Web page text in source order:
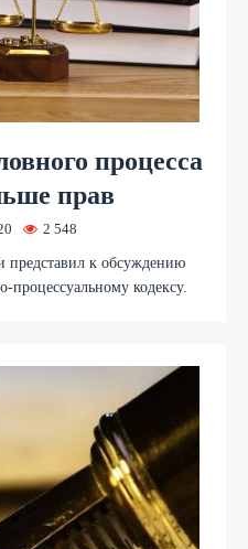
процесса
прав
2 548
представил к обсуждению
процессуальному кодексу.